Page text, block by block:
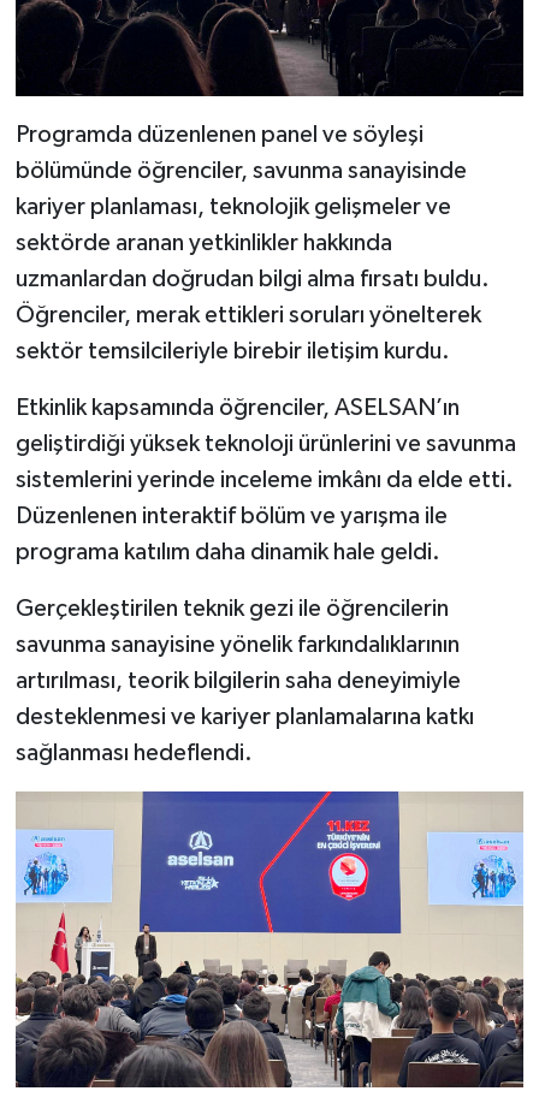
Programda düzenlenen panel ve söyleşi
bölümünde öğrenciler, savunma sanayisinde
kariyer planlaması, teknolojik gelişmeler ve
sektörde aranan yetkinlikler hakkında
uzmanlardan doğrudan bilgi alma fırsatı buldu.
Öğrenciler, merak ettikleri soruları yönelterek
sektör temsilcileriyle birebir iletişim kurdu.
Etkinlik kapsamında öğrenciler, ASELSAN’ın
geliştirdiği yüksek teknoloji ürünlerini ve savunma
sistemlerini yerinde inceleme imkânı da elde etti.
Düzenlenen interaktif bölüm ve yarışma ile
programa katılım daha dinamik hale geldi.
Gerçekleştirilen teknik gezi ile öğrencilerin
savunma sanayisine yönelik farkındalıklarının
artırılması, teorik bilgilerin saha deneyimiyle
desteklenmesi ve kariyer planlamalarına katkı
sağlanması hedeflendi.